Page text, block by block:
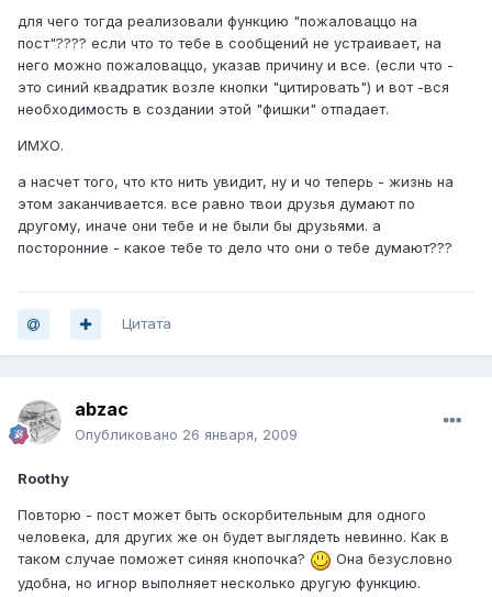
для чего тогда реализовали функцию "пожаловаццо на
пост"???? если что то тебе в сообщений не устраивает, на
него можно пожаловаццо, указав причину и все. (если что -
это синий квадратик возле кнопки "цитировать") и вот -вся
необходимость в создании этой "фишки" отпадает.
ИМХО.
а насчет того, что кто нить увидит, ну и чо теперь - жизнь на
этом заканчивается. все равно твои друзья думают по
другому, иначе они тебе и не были бы друзьями. а
посторонние - какое тебе то дело что они о тебе думают???
Цитата
abzac
Опубликовано 26 января, 2009
Roothy
Повторю - пост может быть оскорбительным для одного
человека, для других же он будет выглядеть невинно. Как в
таком случае поможет синяя кнопочка?
Она безусловно
удобна, но игнор выполняет несколько другую функцию.